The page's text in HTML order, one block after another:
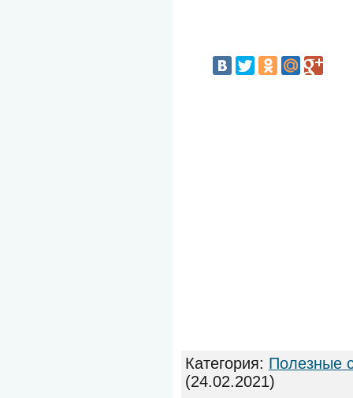
Категория: Полезные
(24.02.2021)